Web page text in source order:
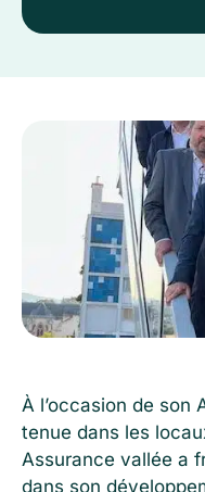
À l’occasion de son
tenue dans les
Assurance vallée a
dans son